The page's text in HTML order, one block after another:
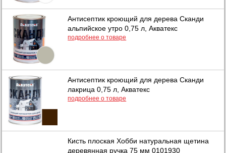
Антисептик кроющий для дерева Сканди
альпийское утро 0,75 л, Акватекс
подробнее о товаре
Антисептик кроющий для дерева Сканди
лакрица 0,75 л, Акватекс
подробнее о товаре
Кисть плоская Хобби натуральная щетина
деревянная ручка 75 мм 0101930